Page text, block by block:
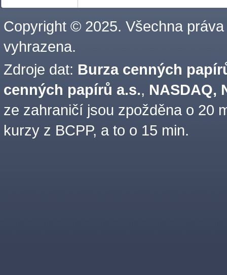
Copyright © 2025. Všechna práva
vyhrazena.
Zdroje dat: Burza cenných
cenných papírů a.s., NASDAQ,
ze zahraničí jsou zpožděna o 20
kurzy z BCPP, a to o 15 min.